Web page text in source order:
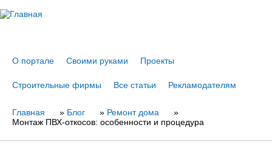
О портале Своими руками Проекты
Строительные фирмы Все статьи Рекламодателям
Вы
Главная » Блог » Ремонт дома
»
Монтаж ПВХ-откосов: особенности и процедура